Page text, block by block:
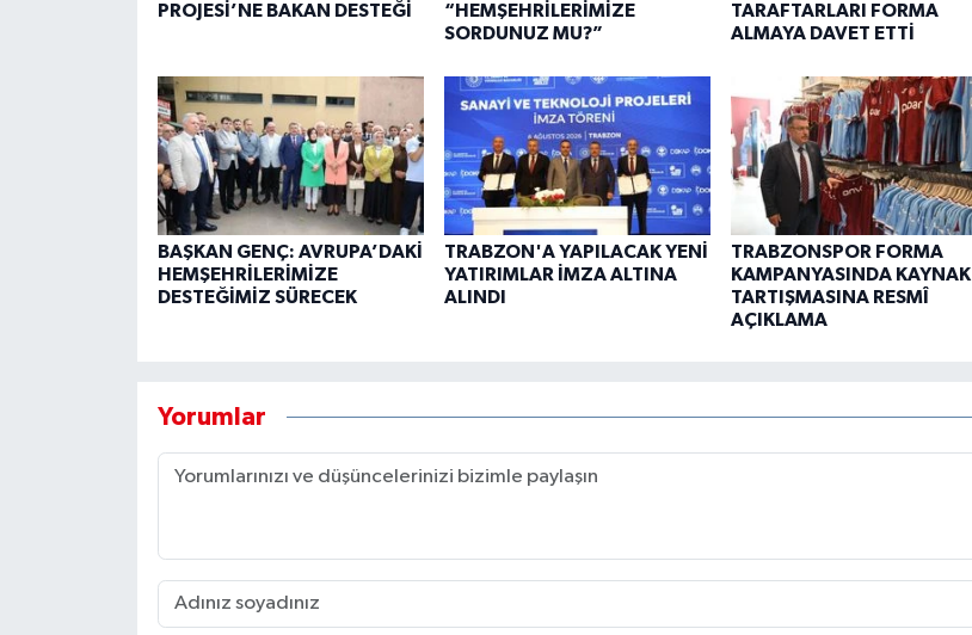
PROJESİ’NE BAKAN DESTEĞİ
“HEMŞEHRİLERİMİZE
SORDUNUZ MU?”
TARAFTARLARI FORMA
ALMAYA DAVET ETTİ
BAŞKAN GENÇ: AVRUPA’DAKİ
HEMŞEHRİLERİMİZE
DESTEĞİMİZ SÜRECEK
TRABZON'A YAPILACAK YENİ
YATIRIMLAR İMZA ALTINA
ALINDI
TRABZONSPOR FORMA
KAMPANYASINDA KAYNAK
TARTIŞMASINA RESMÎ
AÇIKLAMA
Yorumlar